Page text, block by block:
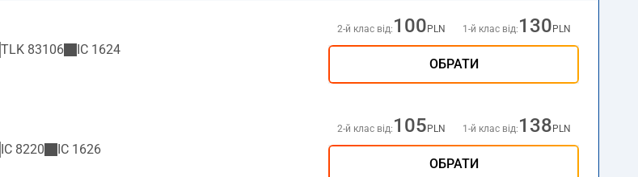
TLK 83106 IC 1624
2-й клас від: 100 PLN 1-й клас від: 130 PLN
ОБРАТИ
IC 8220 IC 1626
2-й клас від: 105 PLN 1-й клас від: 138 PLN
ОБРАТИ